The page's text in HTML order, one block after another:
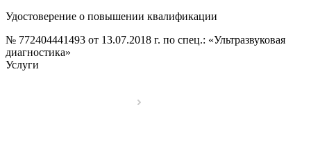
Удостоверение о повышении квалификации
№ 772404441493 от 13.07.2018 г. по спец.: «Ультразвуковая
диагностика»
Услуги